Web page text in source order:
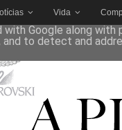
Vida
cookies from
with Google along
to detect and